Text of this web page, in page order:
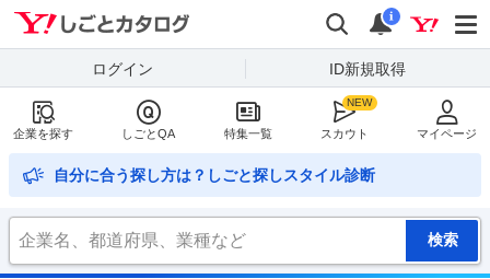
検索
通知
i
ログイン ID新規取得
企業を探す しごとQA 特集一覧 スカウト マイページ
自分に合う探し方は？しごと探しスタイル診断